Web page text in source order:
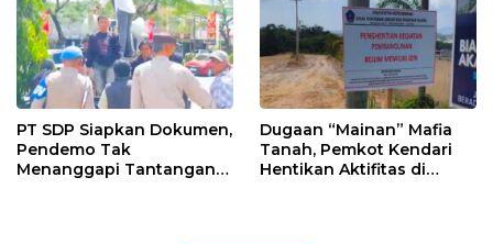
PT SDP Siapkan Dokumen,
Pendemo Tak
Menanggapi Tantangan
Dugaan “Mainan” Mafia
Tanah, Pemkot Kendari
Hentikan Aktifitas di